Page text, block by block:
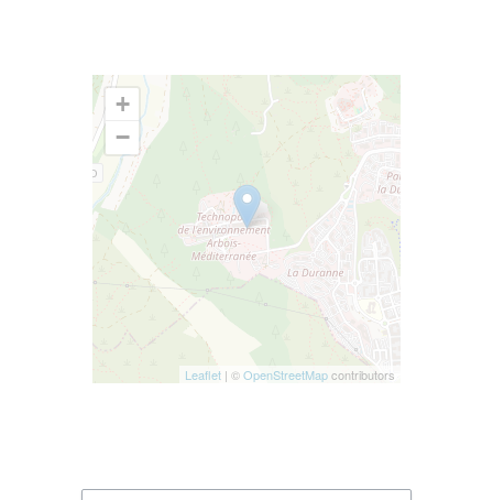
+
−
Leaflet | ©OpenStreetMapcontributors